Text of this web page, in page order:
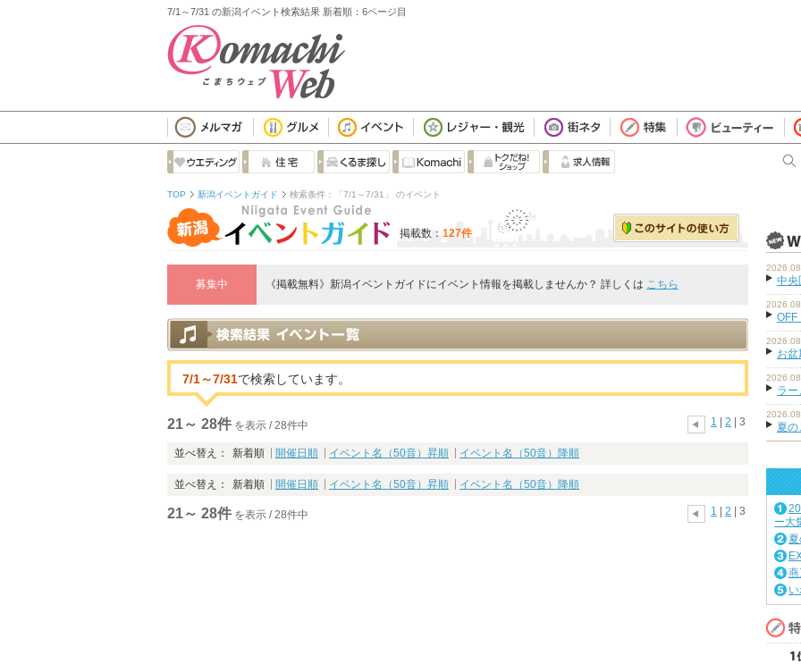
7/1～7/31 の新潟イベント検索結果 新着順：6ページ目
TOP 新潟イベントガイド 検索条件：「7/1～7/31」 のイベント
掲載数： 127件
募集中 《掲載無料》新潟イベントガイドにイベント情報を掲載しませんか？ 詳しくは こちら
7/1～7/31で検索しています。
21～ 28件 を表示 / 28件中 1 2 | 3
並べ替え： 新着順 開催日順 イベント名（50音）昇順 イベント名（50音）降順
並べ替え： 新着順 開催日順 イベント名（50音）昇順 イベント名（50音）降順
21～ 28件 を表示 / 28件中 1 2 | 3
中央
OFF
お
ラー
夏の
ー大